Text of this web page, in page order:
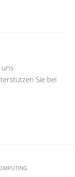
Sie bei